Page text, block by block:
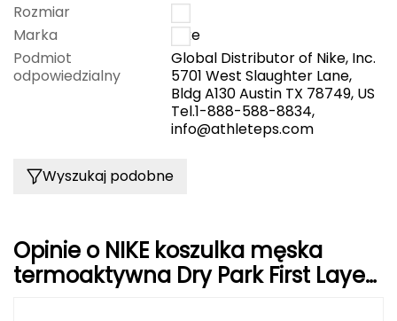
Fjord Nansen
G
GIVOVA
Gear Aid
Giant Dragon
Rozmiar
Marka
Nike
Podmiot
odpowiedzialny
Global Distributor of Nike, Inc.
5701 West Slaughter Lane,
Bldg A130 Austin TX 78749, US
Tel.1-888-588-8834,
info@athleteps.com
Wyszukaj podobne
Opinie o NIKE koszulka męska
termoaktywna Dry Park First Layer